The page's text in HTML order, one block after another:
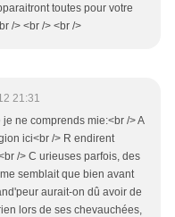
toutes pour votre
/> <br /> <br />
21:31
ne comprends mie:<br /> A
ici<br /> R endirent
/> C urieuses parfois, des
semblait que bien avant
aurait-on dû avoir de
lors de ses chevauchées,